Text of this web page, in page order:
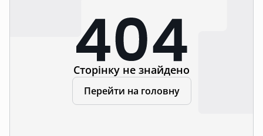
Сторінку не знайдено
Перейти на головну